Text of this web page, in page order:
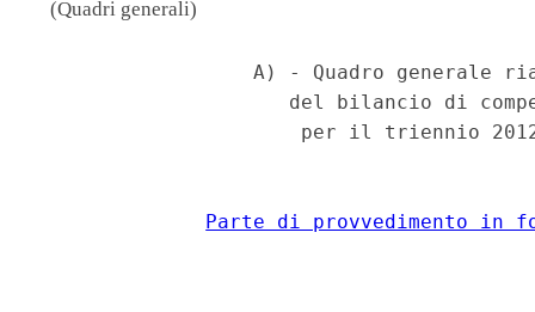
(Quadri generali)
A) - Quadro generale
del bilancio di
per il triennio
Parte di provvedimento in